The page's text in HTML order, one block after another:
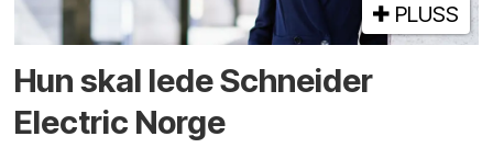
PLUSS
Hun skal lede Schneider
Electric Norge